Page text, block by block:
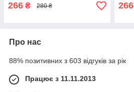
266 ₴ 280 ₴ 266
Про нас
88% позитивних з 603 відгуків за рік
Працює з 11.11.2013